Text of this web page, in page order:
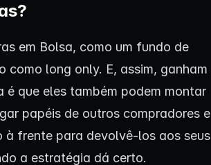
em Bolsa, como um fundo de
long only. E, assim, ganham
que eles também podem montar
papéis de outros compradores e
frente para devolvê-los aos seus
a estratégia dá certo.